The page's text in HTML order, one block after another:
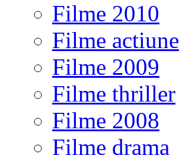
Filme 2010
Filme actiune
Filme 2009
Filme thriller
Filme 2008
Filme drama